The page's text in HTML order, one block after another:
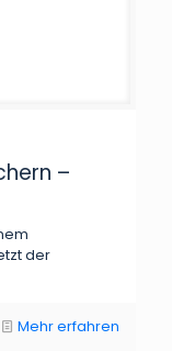
–
der
Mehr erfahren